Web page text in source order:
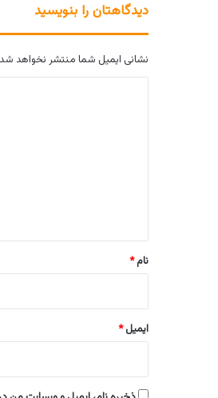
دیدگاهتان را بنویسید
نشانی ایمیل شما منتشر نخواهد
نام*
ایمیل*